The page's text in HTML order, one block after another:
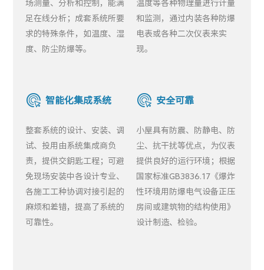
场测量、分析和控制，能满
足在线分析；成套系统所要
求的特殊条件，如温度、湿
度、防尘防爆等。
温度等各种物理量进行计量
和监测，通过内装各种防爆
电表或各种二次仪表来实
现。
智能化集成系统
整套系统的设计、安装、调
试、投用由系统集成商负
责，提供交鈅匙工程；可避
免现场安装中各设计专业、
各施工工种协调对接引起的
麻烦和差错，提高了系统的
可靠性。
安全可靠
小屋具有防震、防静电、防
尘、抗干扰等优点，为仪表
提供良好的运行环境；根据
国家标准GB3836.17《爆炸
性环境用防爆电气设备正压
房间或建筑物的结构使用》
设计制造、检验。